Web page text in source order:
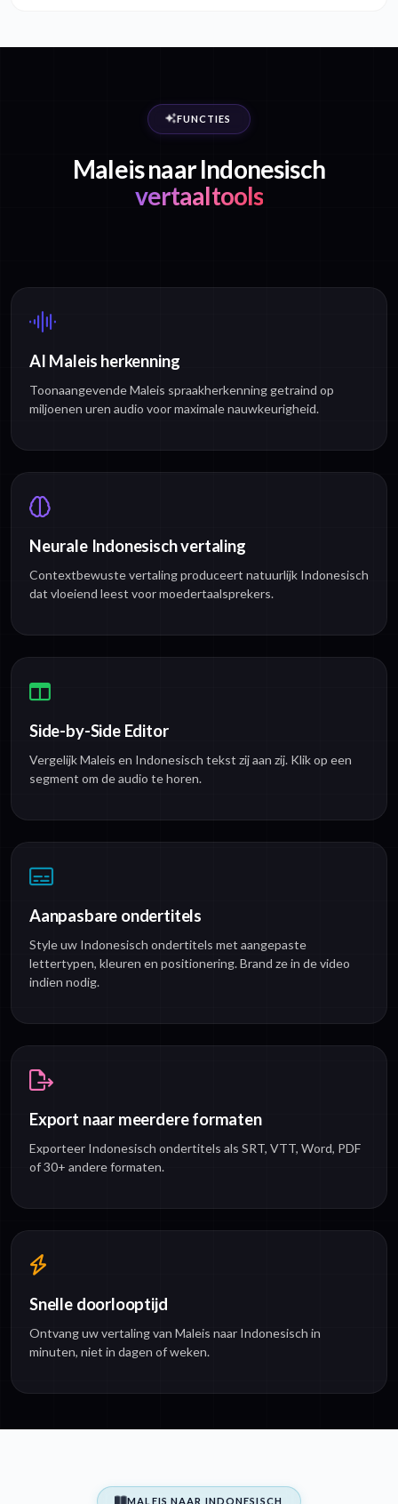
FUNCTIES
Maleis naar Indonesisch
vertaaltools
AI Maleis herkenning
Toonaangevende Maleis spraakherkenning getraind op
miljoenen uren audio voor maximale nauwkeurigheid.
Neurale Indonesisch vertaling
Contextbewuste vertaling produceert natuurlijk Indonesisch
dat vloeiend leest voor moedertaalsprekers.
Side-by-Side Editor
Vergelijk Maleis en Indonesisch tekst zij aan zij. Klik op een
segment om de audio te horen.
Aanpasbare ondertitels
Style uw Indonesisch ondertitels met aangepaste
lettertypen, kleuren en positionering. Brand ze in de video
indien nodig.
Export naar meerdere formaten
Exporteer Indonesisch ondertitels als SRT, VTT, Word, PDF
of 30+ andere formaten.
Snelle doorlooptijd
Ontvang uw vertaling van Maleis naar Indonesisch in
minuten, niet in dagen of weken.
MALEIS NAAR INDONESISCH